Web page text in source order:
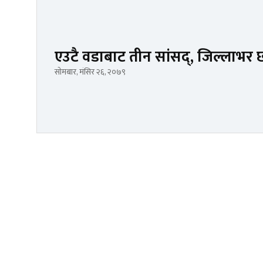
एउटै वडाबाट तीन सांसद्,
सोमबार, मंसिर २६, २०७९